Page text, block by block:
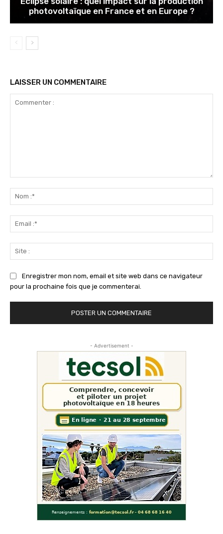
photovoltaïque en France et en Europe ?
LAISSER UN COMMENTAIRE
Enregistrer mon nom, email et site web dans ce navigateur
pour la prochaine fois que je commenterai.
- Advertisement -